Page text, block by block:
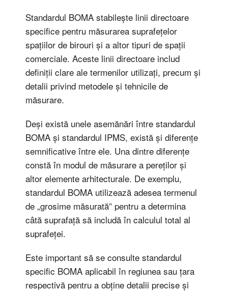
Standardul BOMA stabilește linii directoare
specifice pentru măsurarea suprafețelor
spațiilor de birouri și a altor tipuri de spații
comerciale. Aceste linii directoare includ
definiții clare ale termenilor utilizați, precum și
detalii privind metodele și tehnicile de
măsurare.
Deși există unele asemănări între standardul
BOMA și standardul IPMS, există și diferențe
semnificative între ele. Una dintre diferențe
constă în modul de măsurare a pereților și
altor elemente arhitecturale. De exemplu,
standardul BOMA utilizează adesea termenul
de „grosime măsurată” pentru a determina
câtă suprafață să includă în calculul total al
suprafeței.
Este important să se consulte standardul
specific BOMA aplicabil în regiunea sau țara
respectivă pentru a obține detalii precise și